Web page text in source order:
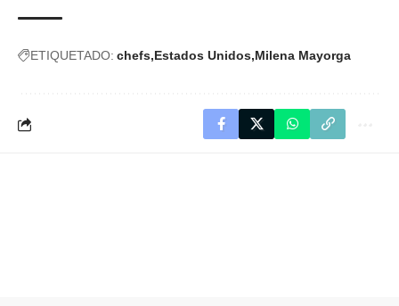
ETIQUETADO: chefs Estados Unidos Milena Mayorga